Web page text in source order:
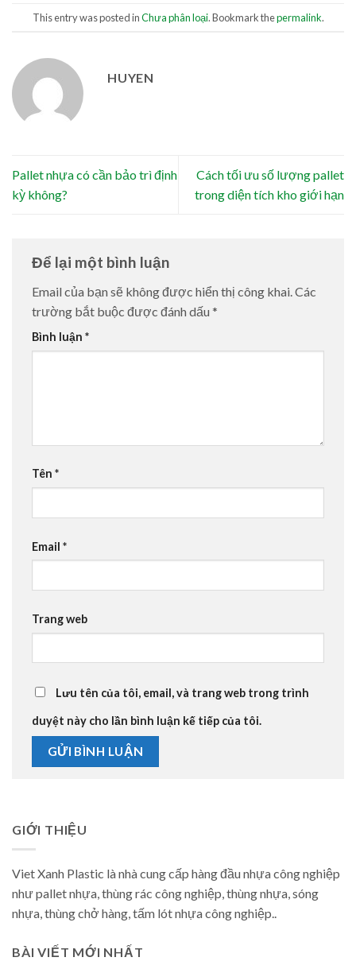
This entry was posted inChưa phân loại. Bookmark thepermalink.
HUYEN
Pallet nhựa có cần bảo trì định
kỳ không?
Cách tối ưu số lượng pallet
trong diện tích kho giới hạn
Để lại một bình luận
Email của bạn sẽ không được hiển thị công khai.Các
trường bắt buộc được đánh dấu *
Bình luận *
Tên *
Email *
Trang web
Lưu tên của tôi, email, và trang web trong trình
duyệt này cho lần bình luận kế tiếp của tôi.
GIỚI THIỆU
Viet Xanh Plastic là nhà cung cấp hàng đầu nhựa công nghiệp
như pallet nhựa, thùng rác công nghiệp, thùng nhựa, sóng
nhựa, thùng chở hàng, tấm lót nhựa công nghiệp..
BÀI VIẾT MỚI NHẤT